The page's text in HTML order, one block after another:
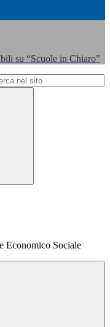
su “Scuole in Chiaro”
Economico Sociale